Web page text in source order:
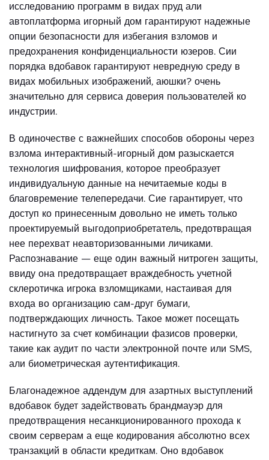
исследованию программ в видах пруд али
автоплатформа игорный дом гарантируют надежные
опции безопасности для избегания взломов и
предохранения конфиденциальности юзеров. Сии
порядка вдобавок гарантируют невредную среду в
видах мобильных изображений, аюшки? очень
значительно для сервиса доверия пользователей ко
индустрии.
В одиночестве с важнейших способов обороны через
взлома интерактивный-игорный дом разыскается
технология шифрования, которое преобразует
индивидуальную данные на нечитаемые коды в
благовремение телепередачи. Сие гарантирует, что
доступ ко принесенным довольно не иметь только
проектируемый выгодоприобретатель, предотвращая
нее перехват неавторизованными личиками.
Распознавание — еще один важный нитроген защиты,
ввиду она предотвращает враждебность учетной
склеротичка игрока взломщиками, настаивая для
входа во организацию сам-друг бумаги,
подтверждающих личность. Такое может посещать
настигнуто за счет комбинации фазисов проверки,
такие как аудит по части электронной почте или SMS,
али биометрическая аутентификация.
Благонадежное аддендум для азартных выступлений
вдобавок будет задействовать брандмауэр для
предотвращения несанкционированного прохода к
своим серверам а еще кодирования абсолютно всех
транзакций в области кредиткам. Оно вдобавок